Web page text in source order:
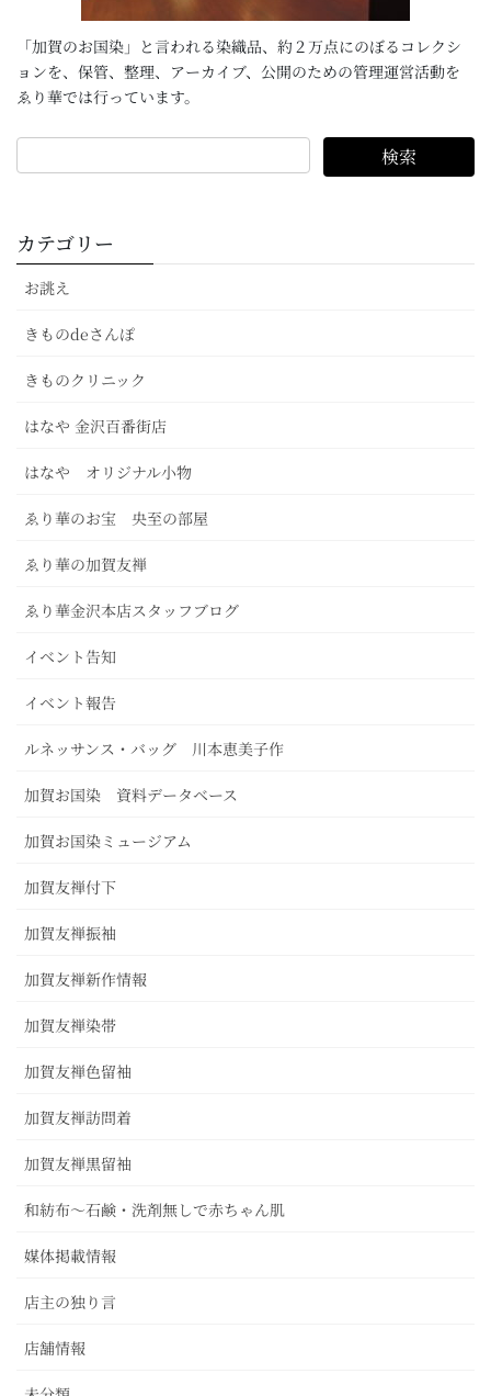
「加賀のお国染」と言われる染織品、約２万点にのぼるコレクシ
ョンを、保管、整理、アーカイブ、公開のための管理運営活動を
ゑり華では行っています。
カテゴリー
お誂え
きものdeさんぽ
きものクリニック
はなや 金沢百番街店
はなや オリジナル小物
ゑり華のお宝 央至の部屋
ゑり華の加賀友禅
ゑり華金沢本店スタッフブログ
イベント告知
イベント報告
ルネッサンス・バッグ 川本恵美子作
加賀お国染 資料データベース
加賀お国染ミュージアム
加賀友禅付下
加賀友禅振袖
加賀友禅新作情報
加賀友禅染帯
加賀友禅色留袖
加賀友禅訪問着
加賀友禅黒留袖
和紡布～石鹸・洗剤無しで赤ちゃん肌
媒体掲載情報
店主の独り言
店舗情報